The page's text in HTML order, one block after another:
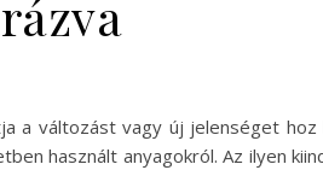
a változást vagy új jelenséget hoz
használt anyagokról. Az ilyen